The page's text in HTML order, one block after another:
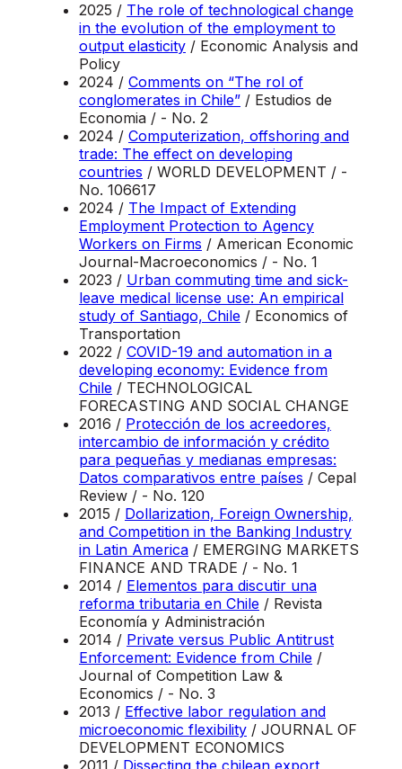
2025 / The role of technological change
in the evolution of the employment to
output elasticity / Economic Analysis and
Policy
2024 / Comments on “The rol of
conglomerates in Chile” / Estudios de
Economia / - No. 2
2024 / Computerization, offshoring and
trade: The effect on developing
countries / WORLD DEVELOPMENT / -
No. 106617
2024 / The Impact of Extending
Employment Protection to Agency
Workers on Firms / American Economic
Journal-Macroeconomics / - No. 1
2023 / Urban commuting time and sick-
leave medical license use: An empirical
study of Santiago, Chile / Economics of
Transportation
2022 / COVID-19 and automation in a
developing economy: Evidence from
Chile / TECHNOLOGICAL
FORECASTING AND SOCIAL CHANGE
2016 / Protección de los acreedores,
intercambio de información y crédito
para pequeñas y medianas empresas:
Datos comparativos entre países / Cepal
Review / - No. 120
2015 / Dollarization, Foreign Ownership,
and Competition in the Banking Industry
in Latin America / EMERGING MARKETS
FINANCE AND TRADE / - No. 1
2014 / Elementos para discutir una
reforma tributaria en Chile / Revista
Economía y Administración
2014 / Private versus Public Antitrust
Enforcement: Evidence from Chile /
Journal of Competition Law &
Economics / - No. 3
2013 / Effective labor regulation and
microeconomic flexibility / JOURNAL OF
DEVELOPMENT ECONOMICS